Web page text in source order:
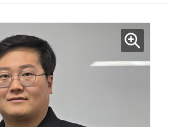
공공기관 1위 선정…과기정통부 기
타공공기관 경영평가 'A등급(우수)'
겹경사
9
태풍 소멸 뒤 더 뜨거워진다…'재난
급 폭염' 장기화
10 사장 장난에 직원 5m 아래로 추락…
노동부, 업체 감독 직접 나섰다